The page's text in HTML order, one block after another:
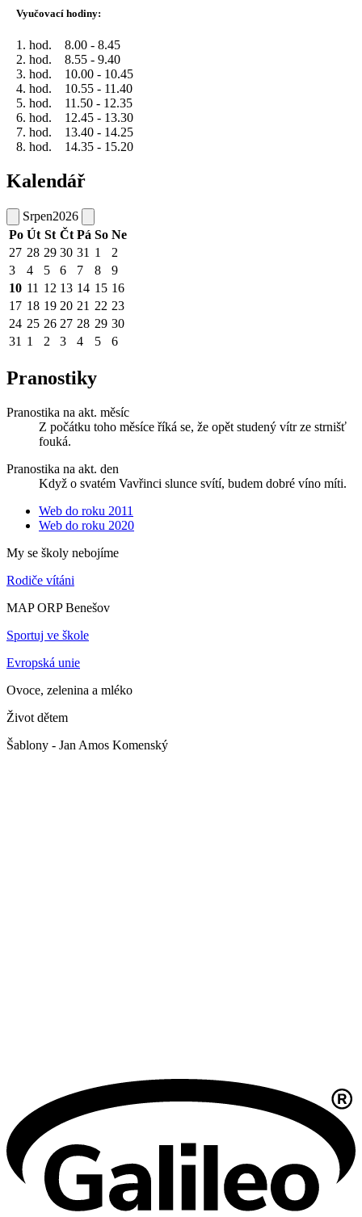
Vyučovací hodiny:
1. hod. 8.00 - 8.45
2. hod. 8.55 - 9.40
3. hod. 10.00 - 10.45
4. hod. 10.55 - 11.40
5. hod. 11.50 - 12.35
6. hod. 12.45 - 13.30
7. hod. 13.40 - 14.25
8. hod. 14.35 - 15.20
Kalendář
Srpen2026
Po Út St Čt Pá So Ne
27 28 29 30 31 1
2
3
4 5 6 7 8
9
10 11 12 13 14 15 16
17 18 19 20 21 22 23
24 25 26 27 28 29 30
31 1 2 3 4 5 6
Pranostiky
Pranostika na akt. měsíc
Z počátku toho měsíce říká se, že opět studený vítr ze strnišť
fouká.
Pranostika na akt. den
Když o svatém Vavřinci slunce svítí, budem dobré víno míti.
Web do roku 2011
Web do roku 2020
My se školy nebojíme
Rodiče vítáni
MAP ORP Benešov
Sportuj ve škole
Evropská unie
Ovoce, zelenina a mléko
Život dětem
Šablony - Jan Amos Komenský